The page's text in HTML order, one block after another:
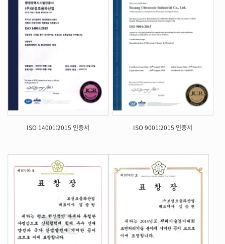
ISO 14001:2015 인증서 ISO 9001:2015 인증서